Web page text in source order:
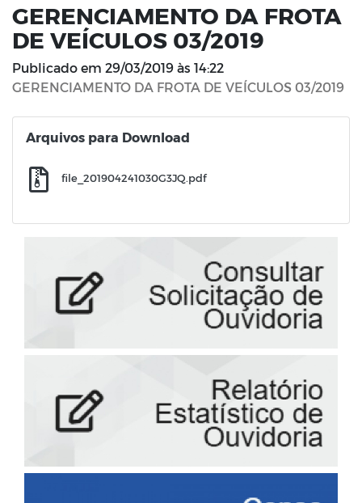
GERENCIAMENTO DA FROTA
DE VEÍCULOS 03/2019
Publicado em 29/03/2019 às 14:22
GERENCIAMENTO DA FROTA DE VEÍCULOS 03/2019
Arquivos para Download
file_201904241030G3JQ.pdf